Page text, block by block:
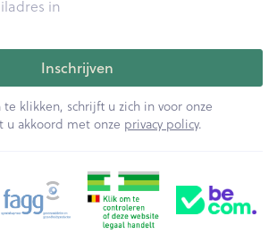
Inschrijven
klikken, schrijft u zich in voor onze
u akkoord met onze privacy policy.